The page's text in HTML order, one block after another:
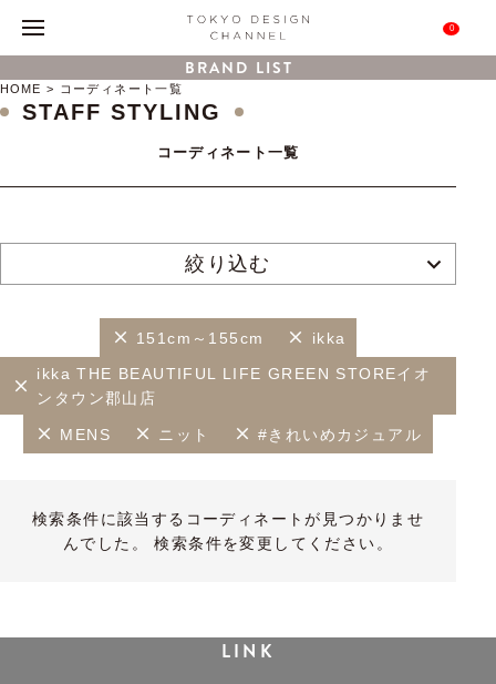
0
BRAND LIST
HOME コーディネート一覧
STAFF STYLING
コーディネート一覧
絞り込む
151cm～155cm ikka
ikka THE BEAUTIFUL LIFE GREEN STOREイオ
ンタウン郡山店
MENS ニット #きれいめカジュアル
検索条件に該当するコーディネートが見つかりませ
んでした。 検索条件を変更してください。
LINK